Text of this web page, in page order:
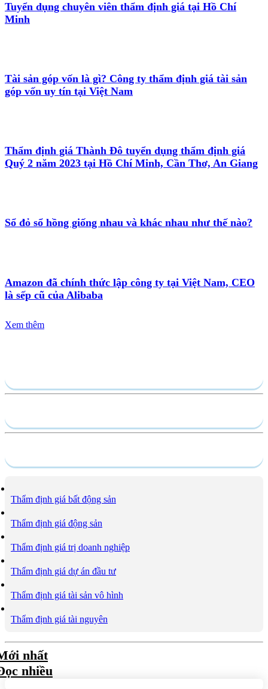
Tuyển dụng chuyên viên thẩm định giá tại Hồ Chí
Minh
Tài sản góp vốn là gì? Công ty thẩm định giá tài sản
góp vốn uy tín tại Việt Nam
Thẩm định giá Thành Đô tuyển dụng thẩm định giá
Quý 2 năm 2023 tại Hồ Chí Minh, Cần Thơ, An Giang
Sổ đỏ sổ hồng giống nhau và khác nhau như thế nào?
Amazon đã chính thức lập công ty tại Việt Nam, CEO
là sếp cũ của Alibaba
Xem thêm
Thẩm định giá bất động sản
Thẩm định giá động sản
Thẩm định giá trị doanh nghiệp
Thẩm định giá dự án đầu tư
Thẩm định giá tài sản vô hình
Thẩm định giá tài nguyên
nhất
nhiều